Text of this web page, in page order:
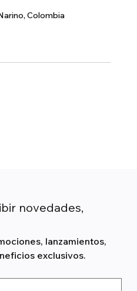
Colombia
novedades,
lanzamientos,
exclusivos.